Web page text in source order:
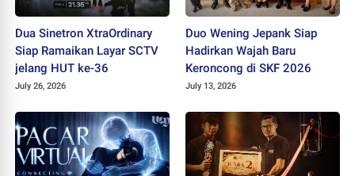
Dua Sinetron XtraOrdinary
Siap Ramaikan Layar SCTV
jelang HUT ke-36
July 26, 2026
Duo Wening Jepank Siap
Hadirkan Wajah Baru
Keroncong di SKF 2026
July 13, 2026